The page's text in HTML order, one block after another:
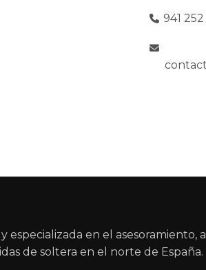
941
especializada en el asesoramiento,
de soltera en el norte de España.